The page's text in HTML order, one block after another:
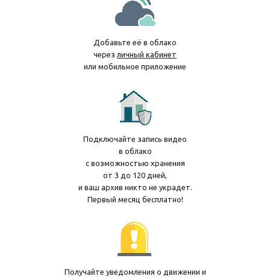
Добавьте её в облако
через личный кабинет
или мобильное приложение
Подключайте запись видео
в облако
с возможностью хранения
от 3 до 120 дней,
и ваш архив никто не украдет.
Первый месяц бесплатно!
Получайте уведомления о движении и